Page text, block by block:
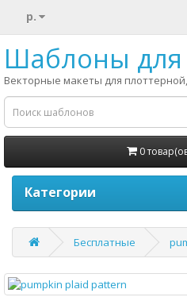
р.
Шаблоны для
Векторные макеты для
0
Категории
Бесплатные